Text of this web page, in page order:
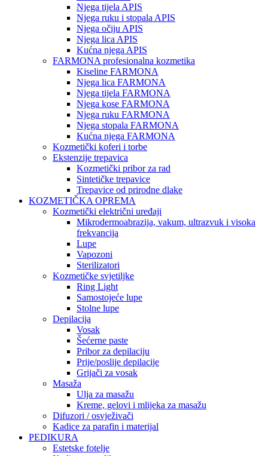
Njega tijela APIS
Njega ruku i stopala APIS
Njega očiju APIS
Njega lica APIS
Kućna njega APIS
FARMONA profesionalna kozmetika
Kiseline FARMONA
Njega lica FARMONA
Njega tijela FARMONA
Njega kose FARMONA
Njega ruku FARMONA
Njega stopala FARMONA
Kućna njega FARMONA
Kozmetički koferi i torbe
Ekstenzije trepavica
Kozmetički pribor za rad
Sintetičke trepavice
Trepavice od prirodne dlake
KOZMETIČKA OPREMA
Kozmetički električni uređaji
Mikrodermoabrazija, vakum, ultrazvuk i visoka
frekvancija
Lupe
Vapozoni
Sterilizatori
Kozmetičke svjetiljke
Ring Light
Samostojeće lupe
Stolne lupe
Depilacija
Vosak
Šećerne paste
Pribor za depilaciju
Prije/poslije depilacije
Grijači za vosak
Masaža
Ulja za masažu
Kreme, gelovi i mlijeka za masažu
Difuzori / osvježivači
Kadice za parafin i materijal
PEDIKURA
Estetske fotelje